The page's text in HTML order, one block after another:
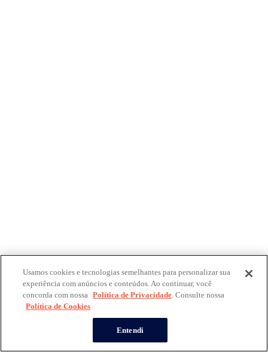
Usamos cookies e tecnologias semelhantes para personalizar sua
experiência com anúncios e conteúdos. Ao continuar, você
concorda com nossa Política de Privacidade. Consulte nossa
Política de Cookies
Entendi